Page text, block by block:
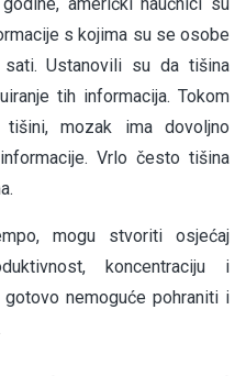
američki naučnici su
s kojima su se osobe
Ustanovili su da tišina
tih informacija. Tokom
mozak ima dovoljno
Vrlo često tišina
mogu stvoriti osjećaj
koncentraciju i
nemoguće pohraniti i